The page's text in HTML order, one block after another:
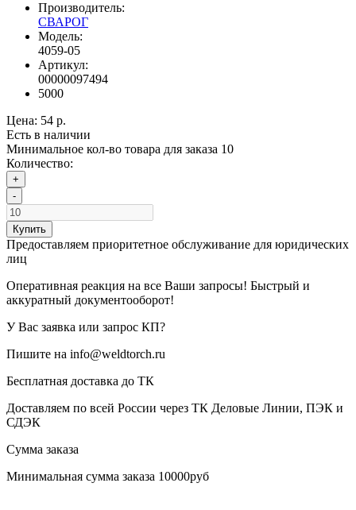
Производитель:
СВАРОГ
Модель:
4059-05
Артикул:
00000097494
5000
Цена: 54 р.
Есть в наличии
Минимальное кол-во товара для заказа 10
Количество:
+
-
Купить
Предоставляем приоритетное обслуживание для юридических
лиц
Оперативная реакция на все Ваши запросы! Быстрый и
аккуратный документооборот!
У Вас заявка или запрос КП?
Пишите на info@weldtorch.ru
Бесплатная доставка до ТК
Доставляем по всей России через ТК Деловые Линии, ПЭК и
СДЭК
Сумма заказа
Минимальная сумма заказа 10000руб